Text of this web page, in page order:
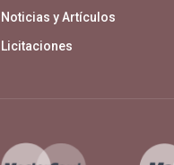
Noticias y Artículos
Licitaciones